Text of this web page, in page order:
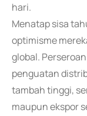
hari.
Menatap sisa
optimisme
global.
penguatan
tambah tinggi,
maupun ekspor